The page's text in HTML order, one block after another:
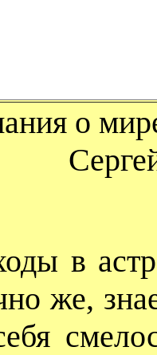
о
в
же,